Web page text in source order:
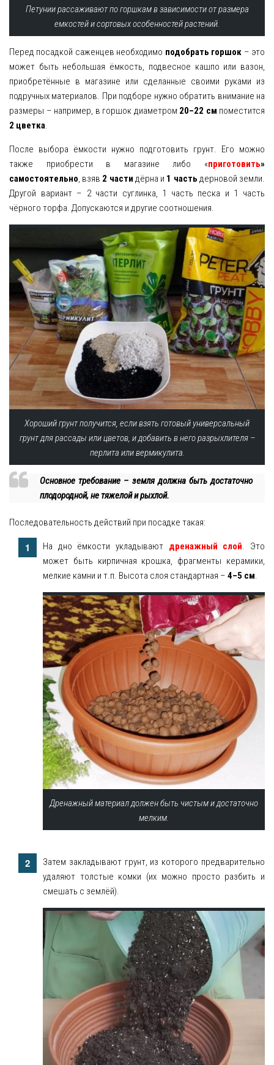
Петунии рассаживают по горшкам в зависимости от размера
емкостей и сортовых особенностей растений.
Перед посадкой саженцев необходимо подобрать горшок – это
может быть небольшая ёмкость, подвесное кашпо или вазон,
приобретённые в магазине или сделанные своими руками из
подручных материалов. При подборе нужно обратить внимание на
размеры – например, в горшок диаметром 20–22 см поместится
2 цветка.
После выбора ёмкости нужно подготовить грунт. Его можно
также приобрести в магазине либо «приготовить»
самостоятельно, взяв 2 части дёрна и 1 часть дерновой земли.
Другой вариант – 2 части суглинка, 1 часть песка и 1 часть
чёрного торфа. Допускаются и другие соотношения.
Хороший грунт получится, если взять готовый универсальный
грунт для рассады или цветов, и добавить в него разрыхлителя –
перлита или вермикулита.
Основное требование – земля должна быть достаточно
плодородной, не тяжелой и рыхлой.
Последовательность действий при посадке такая:
На дно ёмкости укладывают дренажный слой. Это
может быть кирпичная крошка, фрагменты керамики,
мелкие камни и т.п. Высота слоя стандартная – 4–5 см.
Дренажный материал должен быть чистым и достаточно
мелким.
Затем закладывают грунт, из которого предварительно
удаляют толстые комки (их можно просто разбить и
смешать с землёй).